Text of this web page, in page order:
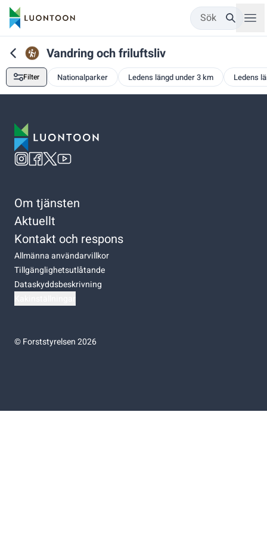
Sök
Vandring och friluftsliv
Filter Nationalparker Ledens längd under 3 km Ledens
Om tjänsten
Aktuellt
Kontakt och respons
Allmänna användarvillkor
Tillgänglighetsutlåtande
Dataskyddsbeskrivning
©Forststyrelsen 2026